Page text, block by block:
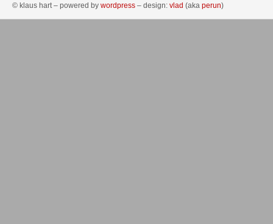
© klaus hart – powered by wordpress – design: vlad (aka perun)